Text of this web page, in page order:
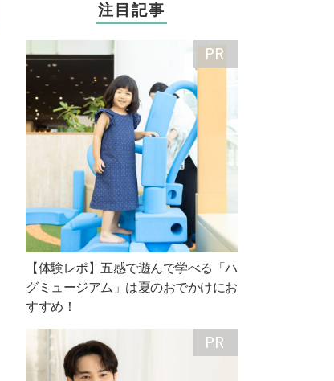
注目記事
【体験レポ】五感で遊んで学べる「ハ
グミュージアム」は夏のおでかけにお
すすめ！